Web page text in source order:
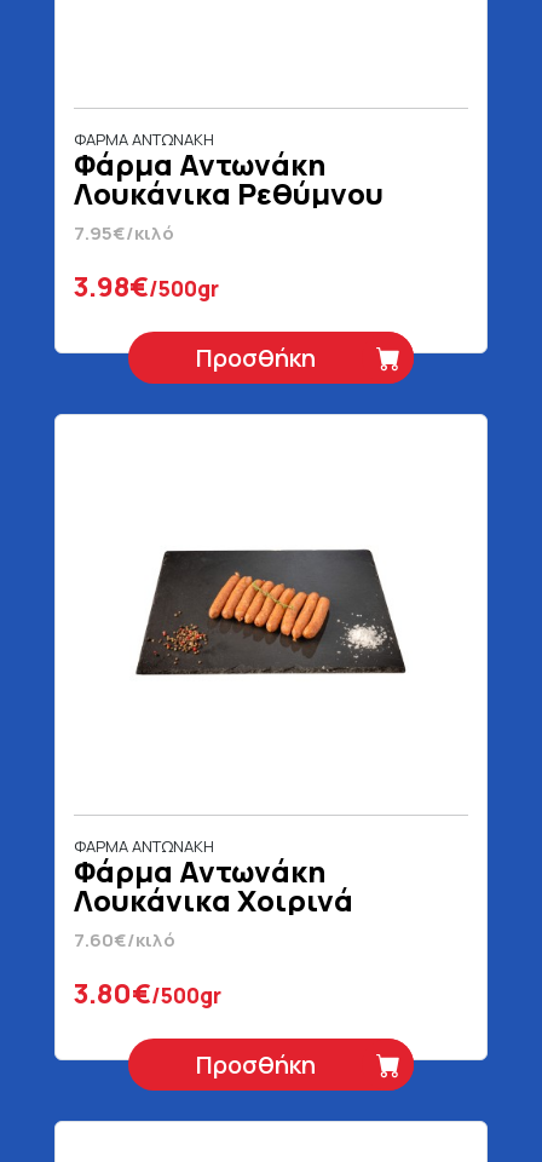
ΦΑΡΜΑ ΑΝΤΩΝΑΚΗ
Φάρμα Αντωνάκη
Λουκάνικα Ρεθύμνου
7.95€/κιλό
3.98€/500gr
Προσθήκη
ΦΑΡΜΑ ΑΝΤΩΝΑΚΗ
Φάρμα Αντωνάκη
Λουκάνικα Χοιρινά
Χωριάτικα
7.60€/κιλό
3.80€/500gr
Προσθήκη